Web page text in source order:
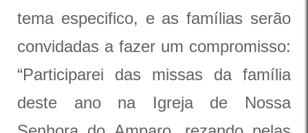
tema especifico, e as famílias serão
convidadas a fazer um compromisso:
“Participarei das missas da família
deste ano na Igreja de Nossa